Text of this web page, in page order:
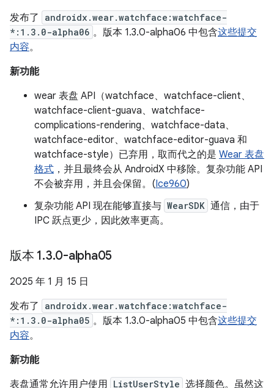
发布了
androidx.wear.watchface:watchface-
*:1.3.0-alpha06 。版本 1.3.0-alpha06 中包含这些提交
内容。
新功能
wear 表盘 API（watchface、watchface-client、
watchface-client-guava、watchface-
complications-rendering、watchface-data、
watchface-editor、watchface-editor-guava 和
watchface-style）已弃用，取而代之的是 Wear 表盘
格式 ，并且最终会从 AndroidX 中移除。复杂功能 API
不会被弃用，并且会保留。(Ice960)
复杂功能 API 现在能够直接与 WearSDK 通信，由于
IPC 跃点更少，因此效率更高。
版本 1.3.0-alpha05
2025 年 1 月 15 日
发布了
androidx.wear.watchface:watchface-
*:1.3.0-alpha05 。版本 1.3.0-alpha05 中包含这些提交
内容。
新功能
表盘通常允许用户使用 ListUserStyle 选择颜色。虽然这